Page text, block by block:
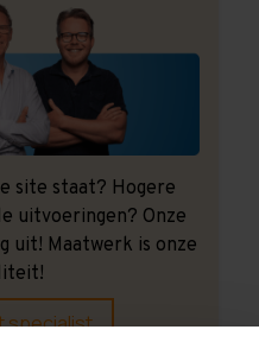
site staat? Hogere
uitvoeringen? Onze
uit! Maatwerk is onze
specialist